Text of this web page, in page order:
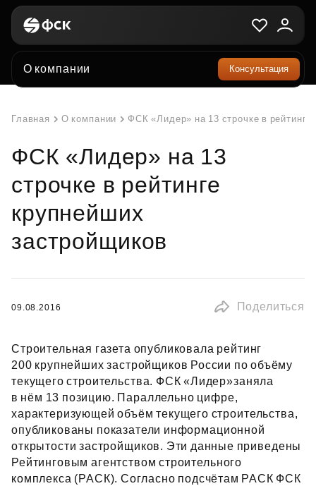
О компании Консультация
Главная О компании ФСК «Лидер» на 13 строчке в
ФСК «Лидер» на 13
строчке в рейтинге
крупнейших
застройщиков
09.08.2016 Поделиться
Строительная газета опубликовала рейтинг
200 крупнейших застройщиков России по объёму
текущего строительства. ФСК «Лидер»заняла
в нём 13 позицию. Параллельно цифре,
характеризующей объём текущего строительства,
опубликованы показатели информационной
открытости застройщиков. Эти данные приведены
Рейтинговым агентством строительного
комплекса (РАСК). Согласно подсчётам РАСК ФСК